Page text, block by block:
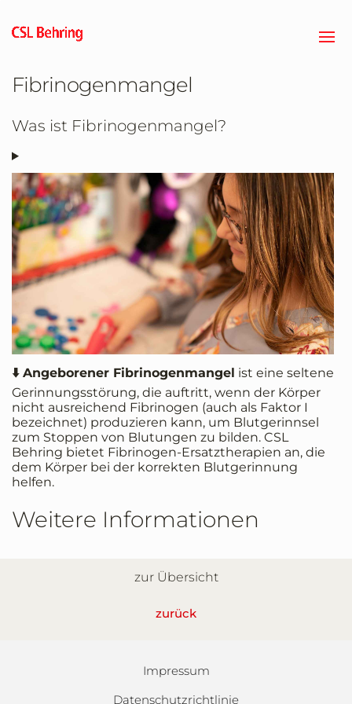
Hauptinhalt
springen
Fibrinogenmangel
Was ist Fibrinogenmangel?
⬇️ Angeborener Fibrinogenmangel ist eine seltene
Gerinnungsstörung, die auftritt, wenn der Körper
nicht ausreichend Fibrinogen (auch als Faktor I
bezeichnet) produzieren kann, um Blutgerinnsel
zum Stoppen von Blutungen zu bilden. CSL
Behring bietet Fibrinogen-Ersatztherapien an, die
dem Körper bei der korrekten Blutgerinnung
helfen.
Weitere Informationen
zur Übersicht
zurück
Impressum
Datenschutzrichtlinie